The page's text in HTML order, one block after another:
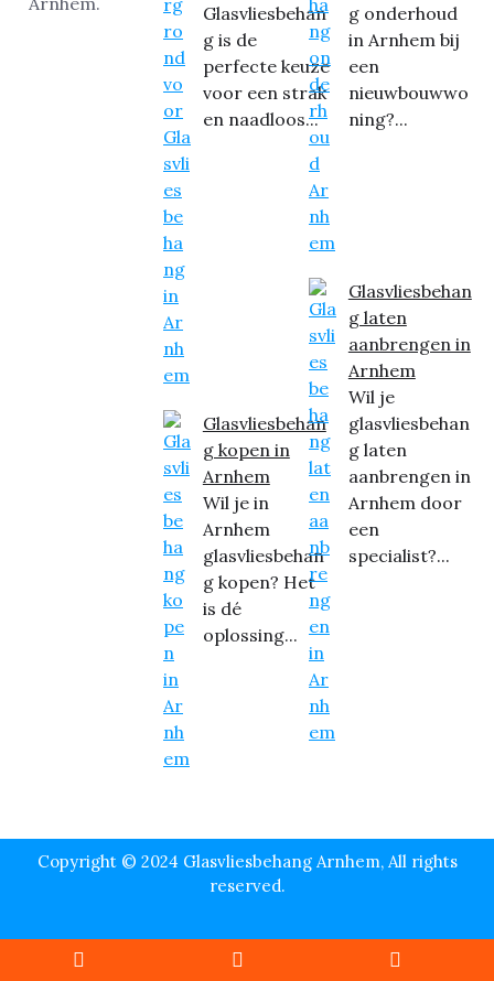
Glasvliesbehan
g is de
perfecte keuze
voor een strak
en naadloos...
Glasvliesbehan
g kopen in
Arnhem
Wil je in
Arnhem
glasvliesbehan
g kopen? Het
is dé
oplossing...
g onderhoud
in Arnhem bij
een
nieuwbouwwo
ning?...
Glasvliesbehan
g laten
aanbrengen in
Arnhem
Wil je
glasvliesbehan
g laten
aanbrengen in
Arnhem door
een
specialist?...
Copyright © 2024 Glasvliesbehang Arnhem, All rights
reserved.